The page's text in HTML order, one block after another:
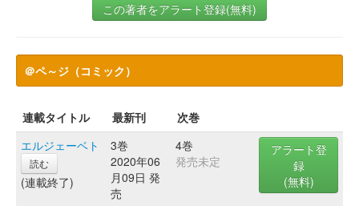
この著者をアラート登録(無料)
＠ペ～ジ（コミック）
連載タイトル 最新刊
次巻
エルジェーベト
読む
(連載終了)
3巻
2020年06
月09日 発
売
4巻
発売未定
アラート登
録
(無料)